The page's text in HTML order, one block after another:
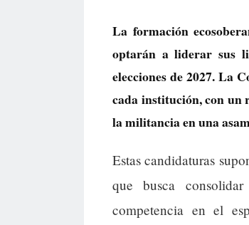
La formación
optarán a liderar sus
elecciones de 2027. La
cada institución, con un
la militancia en una
Estas candidaturas
que busca
competencia en el